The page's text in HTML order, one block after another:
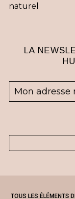
naturel
LA
TOUS LES ÉLÉMENTS